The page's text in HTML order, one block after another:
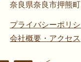
奈良県奈良市押熊
プライバシーポリ
会社概要・アクセス